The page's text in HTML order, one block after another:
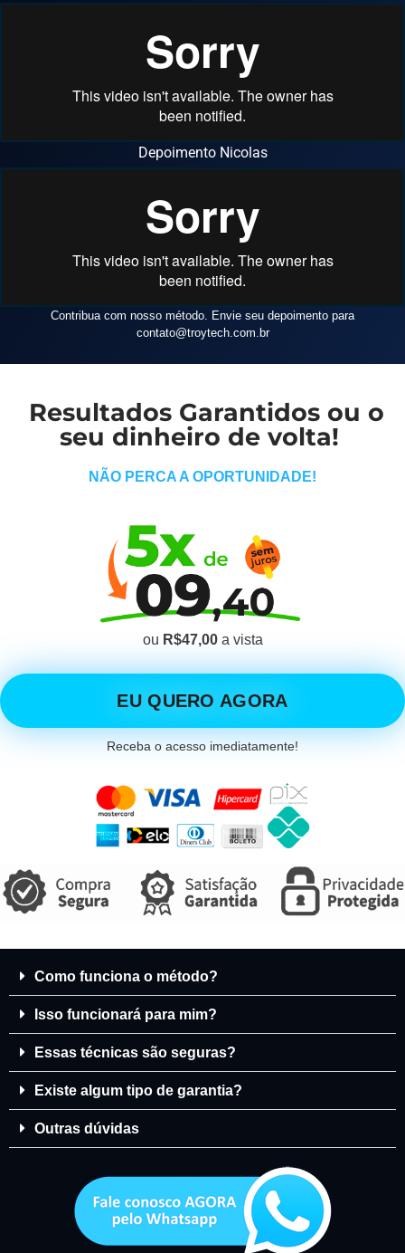
Depoimento Nicolas
Contribua com nosso método. Envie seu depoimento para
contato@troytech.com.br
Resultados Garantidos ou o
seu dinheiro de volta!
NÃO PERCA A OPORTUNIDADE!
ou R$47,00a vista
EU QUERO AGORA
Receba o acesso imediatamente!
Como funciona o método?
Isso funcionará para mim?
Essas técnicas são seguras?
Existe algum tipo de garantia?
Outras dúvidas